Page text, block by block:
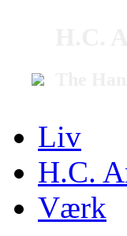
Liv
H.C.
Værk